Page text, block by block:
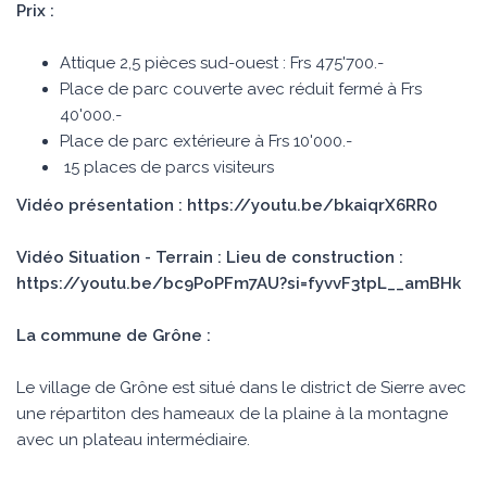
Prix :
Attique 2,5 pièces sud-ouest : Frs 475'700.-
Place de parc couverte avec réduit fermé à Frs
40'000.-
Place de parc extérieure à Frs 10'000.-
15 places de parcs visiteurs
Vidéo présentation : https://youtu.be/bkaiqrX6RR0
Vidéo Situation - Terrain : Lieu de construction :
https://youtu.be/bc9PoPFm7AU?si=fyvvF3tpL__amBHk
La commune de Grône :
Le village de Grône est situé dans le district de Sierre avec
une répartiton des hameaux de la plaine à la montagne
avec un plateau intermédiaire.